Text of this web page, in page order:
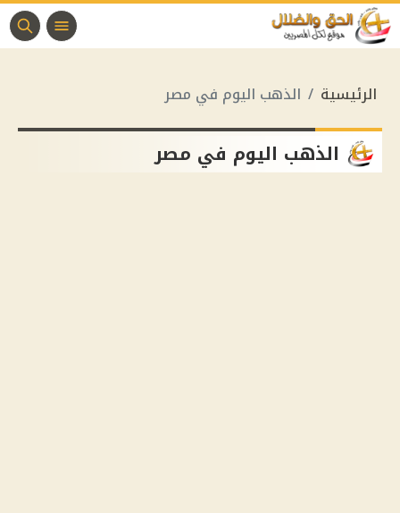
الرئيسية الذهب اليوم في مصر
الذهب اليوم في مصر